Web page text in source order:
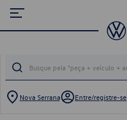
Nova Serrana Entre/registre-se